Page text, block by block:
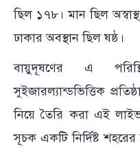
ছিল ১৭৮। মান ছিল
ঢাকার অবস্থান ছিল ষষ্ঠ।
বায়ুদূষণের এ
সুইজারল্যান্ডভিত্তিক
নিয়ে তৈরি করা এই
সূচক একটি নির্দিষ্ট